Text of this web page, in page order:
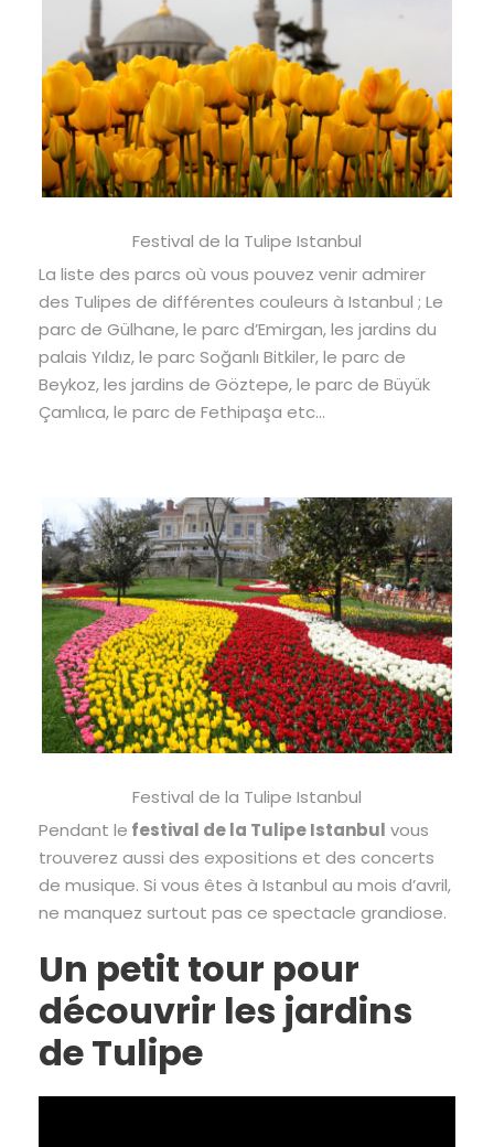
Festival de la Tulipe Istanbul
La liste des parcs où vous pouvez venir admirer
des Tulipes de différentes couleurs à Istanbul ; Le
parc de Gülhane, le parc d’Emirgan, les jardins du
palais Yıldız, le parc Soğanlı Bitkiler, le parc de
Beykoz, les jardins de Göztepe, le parc de Büyük
Çamlıca, le parc de Fethipaşa etc…
Festival de la Tulipe Istanbul
Pendant le festival de la Tulipe Istanbul vous
trouverez aussi des expositions et des concerts
de musique. Si vous êtes à Istanbul au mois d’avril,
ne manquez surtout pas ce spectacle grandiose.
Un petit tour pour
découvrir les jardins
de Tulipe